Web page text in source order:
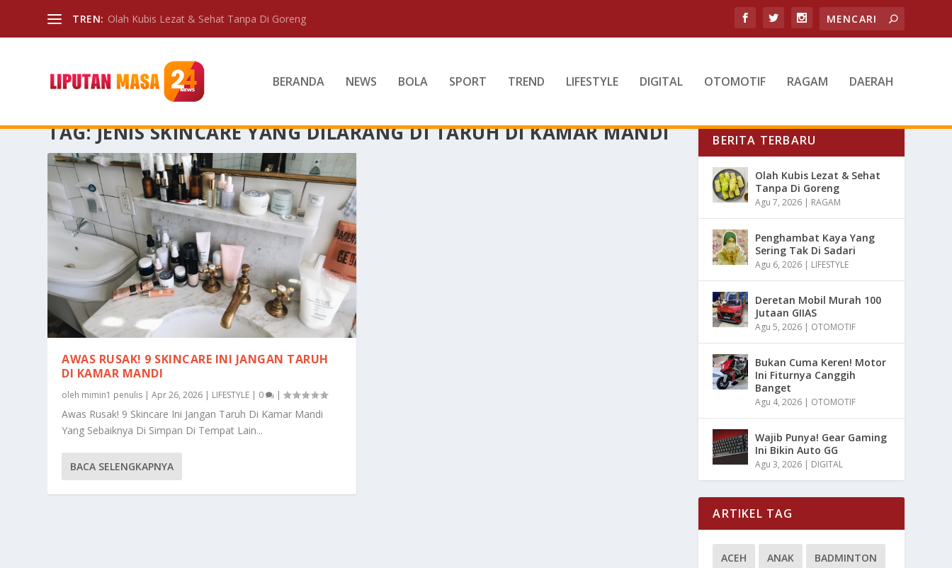
TREN: Olah Kubis Lezat & Sehat Tanpa Di Goreng
BERANDA NEWS BOLA SPORT TREND LIFESTYLE DIGITAL OTOMOTIF RAGAM DAERAH
TAG:JENIS SKINCARE YANG DILARANG DI TARUH DI KAMAR MANDI
AWAS RUSAK! 9 SKINCARE INI JANGAN TARUH
DI KAMAR MANDI
oleh mimin1 penulis |Apr 26, 2026 | LIFESTYLE | 0 |
Awas Rusak! 9 Skincare Ini Jangan Taruh Di Kamar Mandi
Yang Sebaiknya Di Simpan Di Tempat Lain...
BACA SELENGKAPNYA
BERITA TERBARU
Olah Kubis Lezat & Sehat
Tanpa Di Goreng
Agu 7, 2026 | RAGAM
Penghambat Kaya Yang
Sering Tak Di Sadari
Agu 6, 2026 | LIFESTYLE
Deretan Mobil Murah 100
Jutaan GIIAS
Agu 5, 2026 | OTOMOTIF
Bukan Cuma Keren! Motor
Ini Fiturnya Canggih
Banget
Agu 4, 2026 | OTOMOTIF
Wajib Punya! Gear Gaming
Ini Bikin Auto GG
Agu 3, 2026 | DIGITAL
ARTIKEL TAG
ACEH ANAK BADMINTON